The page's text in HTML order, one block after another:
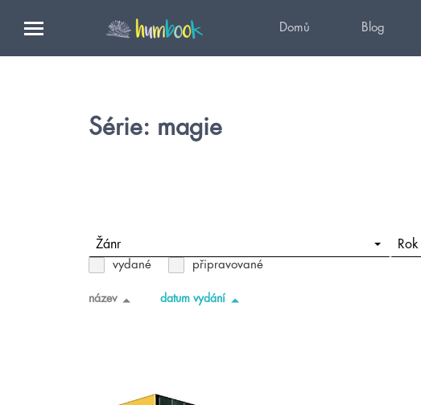
Domů Blog
Série: magie
Žánr Rok
vydané připravované
název datum vydání